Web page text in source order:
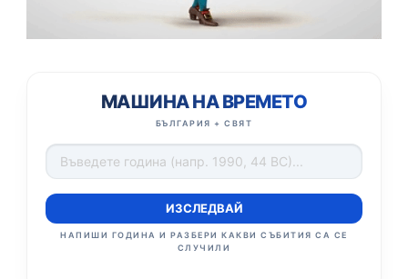
МАШИНА НА ВРЕМЕТО
БЪЛГАРИЯ + СВЯТ
ИЗСЛЕДВАЙ
НАПИШИ ГОДИНА И РАЗБЕРИ КАКВИ СЪБИТИЯ СА СЕ
СЛУЧИЛИ